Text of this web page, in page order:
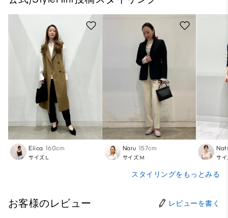
Elica 160cm
サイズ:L
Naru 157cm
サイズ:M サ
スタイリングをもっとみる
お客様のレビュー レビューを書く